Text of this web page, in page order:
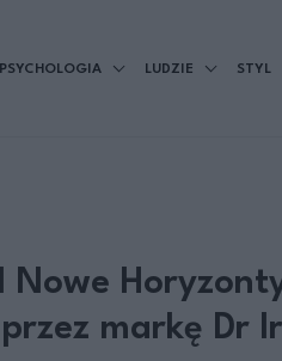
PSYCHOLOGIA LUDZIE STYL
markę Dr